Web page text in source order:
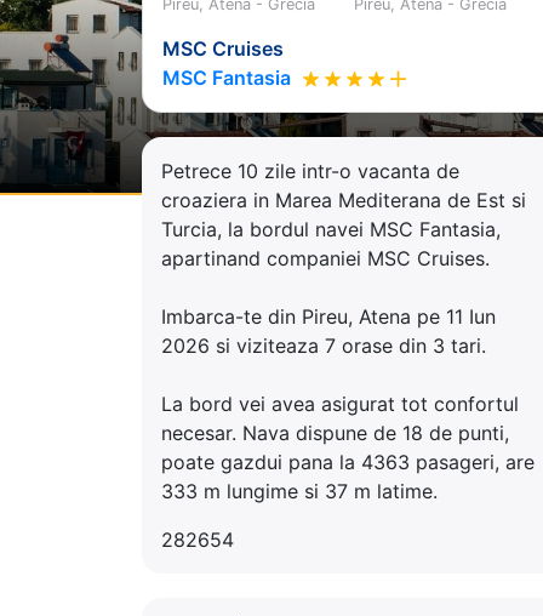
Pireu, Atena - Grecia Pireu, Atena - Grecia
MSC Cruises
MSC Fantasia
Petrece 10 zile intr-o vacanta de
croaziera in Marea Mediterana de Est si
Turcia, la bordul navei MSC Fantasia,
apartinand companiei MSC Cruises.
Imbarca-te din Pireu, Atena pe 11 Iun
2026 si viziteaza 7 orase din 3 tari.
La bord vei avea asigurat tot confortul
necesar. Nava dispune de 18 de punti,
poate gazdui pana la 4363 pasageri, are
333 m lungime si 37 m latime.
282654